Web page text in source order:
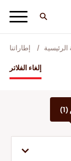
إطاراتنا
إلغاء الفلاتر
(1)